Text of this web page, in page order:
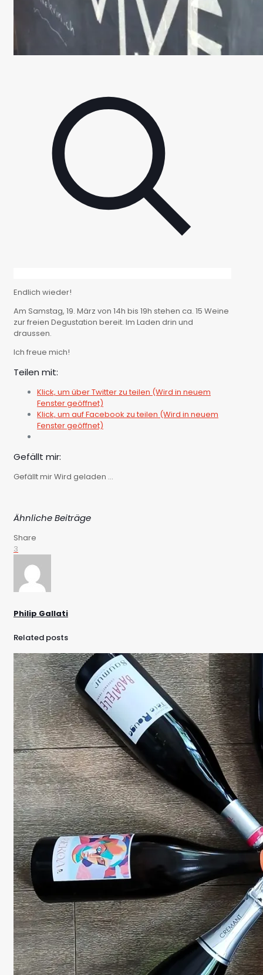
Endlich wieder!
Am Samstag, 19. März von 14h bis 19h stehen ca. 15 Weine
zur freien Degustation bereit. Im Laden drin und
draussen.
Ich freue mich!
Teilen mit:
Klick, um über Twitter zu teilen (Wird in neuem
Fenster geöffnet)
Klick, um auf Facebook zu teilen (Wird in neuem
Fenster geöffnet)
Gefällt mir:
Gefällt mirWird geladen …
Ähnliche Beiträge
Share
3
Philip Gallati
Related posts